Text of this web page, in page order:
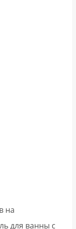
на
для ванны с